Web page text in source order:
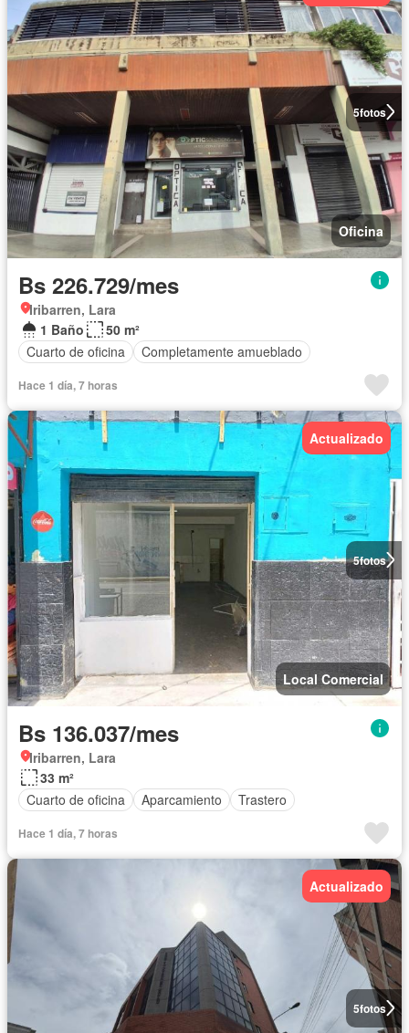
5fotos
Oficina
Bs 226.729/mes
Iribarren, Lara
1 Baño
50 m²
Cuarto de oficina
Completamente amueblado
Hace 1 día, 7 horas
5fotos
Actualizado
Local Comercial
Bs 136.037/mes
Iribarren, Lara
33 m²
Cuarto de oficina
Aparcamiento Trastero
Hace 1 día, 7 horas
5fotos
Actualizado